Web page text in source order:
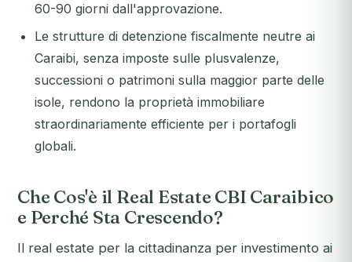
60-90 giorni dall'approvazione.
Le strutture di detenzione fiscalmente neutre ai
Caraibi, senza imposte sulle plusvalenze,
successioni o patrimoni sulla maggior parte delle
isole, rendono la proprietà immobiliare
straordinariamente efficiente per i portafogli
globali.
Che Cos'è il Real Estate CBI Caraibico
e Perché Sta Crescendo?
Il real estate per la cittadinanza per investimento ai